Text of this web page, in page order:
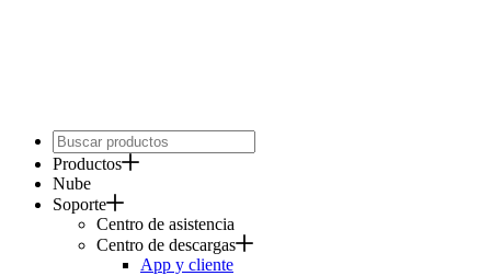
Productos
Nube
Soporte
Centro de asistencia
Centro de descargas
App y cliente